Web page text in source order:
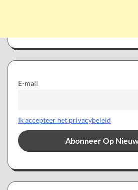
E-mail
Ik accepteer het privacybeleid